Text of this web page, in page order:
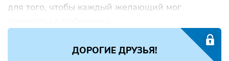
для того, чтобы каждый желающий мог
ДОРОГИЕ ДРУЗЬЯ!